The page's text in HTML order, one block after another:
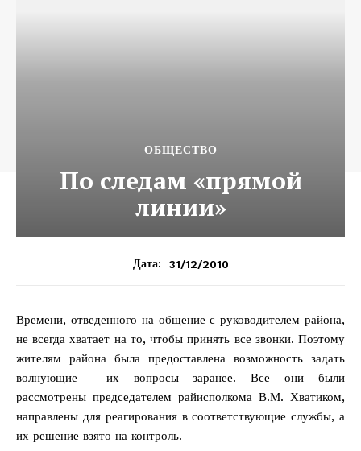
ОБЩЕСТВО
По следам «прямой
линии»
Дата: 31/12/2010
Времени, отведенного на общение с руководителем района,
не всегда хватает на то, чтобы принять все звонки. Поэтому
жителям района была предоставлена возможность задать
волнующие их вопросы заранее. Все они были
рассмотрены председателем райисполкома В.М. Хватиком,
направлены для реагирования в соответствующие службы, а
их решение взято на контроль.